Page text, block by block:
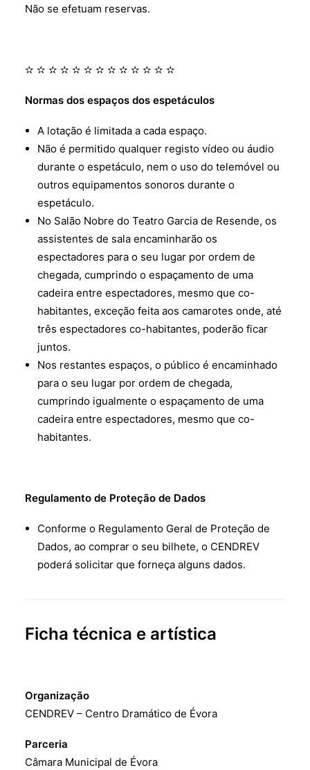
Não se efetuam reservas.
✫ ✫ ✫ ✫ ✫ ✫ ✫ ✫ ✫ ✫ ✫ ✫ ✫
Normas dos espaços dos espetáculos
A lotação é limitada a cada espaço.
Não é permitido qualquer registo vídeo ou áudio
durante o espetáculo, nem o uso do telemóvel ou
outros equipamentos sonoros durante o
espetáculo.
No Salão Nobre do Teatro Garcia de Resende, os
assistentes de sala encaminharão os
espectadores para o seu lugar por ordem de
chegada, cumprindo o espaçamento de uma
cadeira entre espectadores, mesmo que co-
habitantes, exceção feita aos camarotes onde, até
três espectadores co-habitantes, poderão ficar
juntos.
Nos restantes espaços, o público é encaminhado
para o seu lugar por ordem de chegada,
cumprindo igualmente o espaçamento de uma
cadeira entre espectadores, mesmo que co-
habitantes.
Regulamento de Proteção de Dados
Conforme o Regulamento Geral de Proteção de
Dados, ao comprar o seu bilhete, o CENDREV
poderá solicitar que forneça alguns dados.
Ficha técnica e artística
Organização
CENDREV – Centro Dramático de Évora
Parceria
Câmara Municipal de Évora